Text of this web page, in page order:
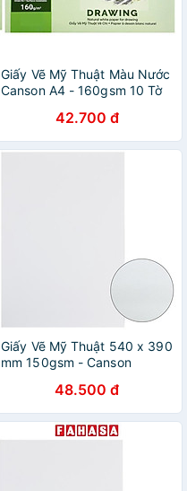
Giấy Vẽ Mỹ Thuật Màu Nước
Canson A4 - 160gsm 10 Tờ
42.700 đ
Giấy Vẽ Mỹ Thuật 540 x 390
mm 150gsm - Canson
48.500 đ